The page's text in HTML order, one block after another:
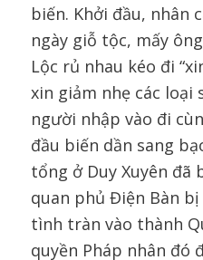
biến. Khởi đầu, nhân
ngày giỗ tộc, mấy
Lộc rủ nhau kéo đi
xin giảm nhẹ các loại
người nhập vào đi
đầu biến dần sang
tổng ở Duy Xuyên đã
quan phủ Điện Bàn
tình tràn vào thành
quyền Pháp nhân đó